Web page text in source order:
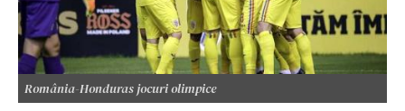
România-Honduras jocuri olimpice